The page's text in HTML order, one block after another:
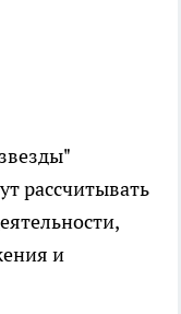
рассчитывать
и